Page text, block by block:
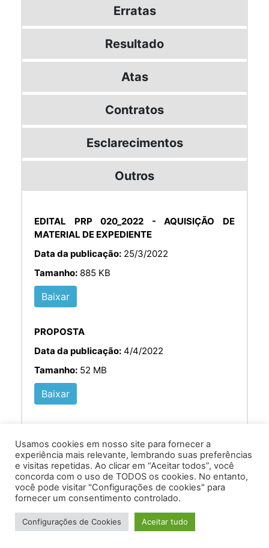
Erratas
Resultado
Atas
Contratos
Esclarecimentos
Outros
EDITAL PRP 020_2022 - AQUISIÇÃO DE
MATERIAL DE EXPEDIENTE
Data da publicação: 25/3/2022
Tamanho: 885 KB
Baixar
PROPOSTA
Data da publicação: 4/4/2022
Tamanho: 52 MB
Baixar
Av. Prof. Armando Alves da Silva, nº 1950 - Zacarias,
Caratinga - MG - 35302-403 / Tel: (33) 3329 8000
Desenvolvido por VersaTec
Usamos cookies em nosso site para fornecer a
experiência mais relevante, lembrando suas preferências
e visitas repetidas. Ao clicar em “Aceitar todos”, você
concorda com o uso de TODOS os cookies. No entanto,
você pode visitar "Configurações de cookies" para
fornecer um consentimento controlado.
Configurações de Cookies Aceitar tudo